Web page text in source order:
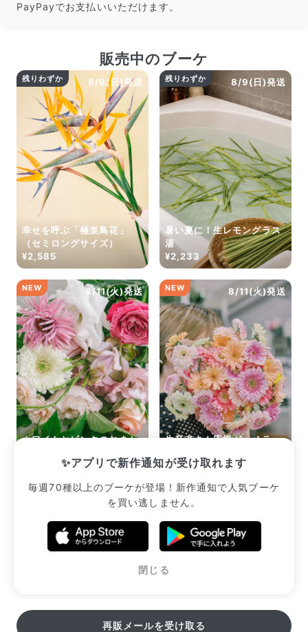
PayPayでお支払いいただけます。
✨アプリで新作通知が受け取れます
毎週70種以上のブーケが登場！新作通知で人気ブーケ
を買い逃しません。
閉じる
販売中のブーケ
8/9(日)発送
残りわずか
幸せを呼ぶ「極楽鳥花」
（セミロングサイズ）
¥2,585
8/9(日)発送
残りわずか
暑い夏に！生レモングラス
湯
¥2,233
8/11(火)発送
NEW
ホワイトとピンクのおまか
8/11(火)発送
NEW
生産者さん応援ガーベラ
¥2,365
販売中のブーケ一覧へ
再販メールを受け取る